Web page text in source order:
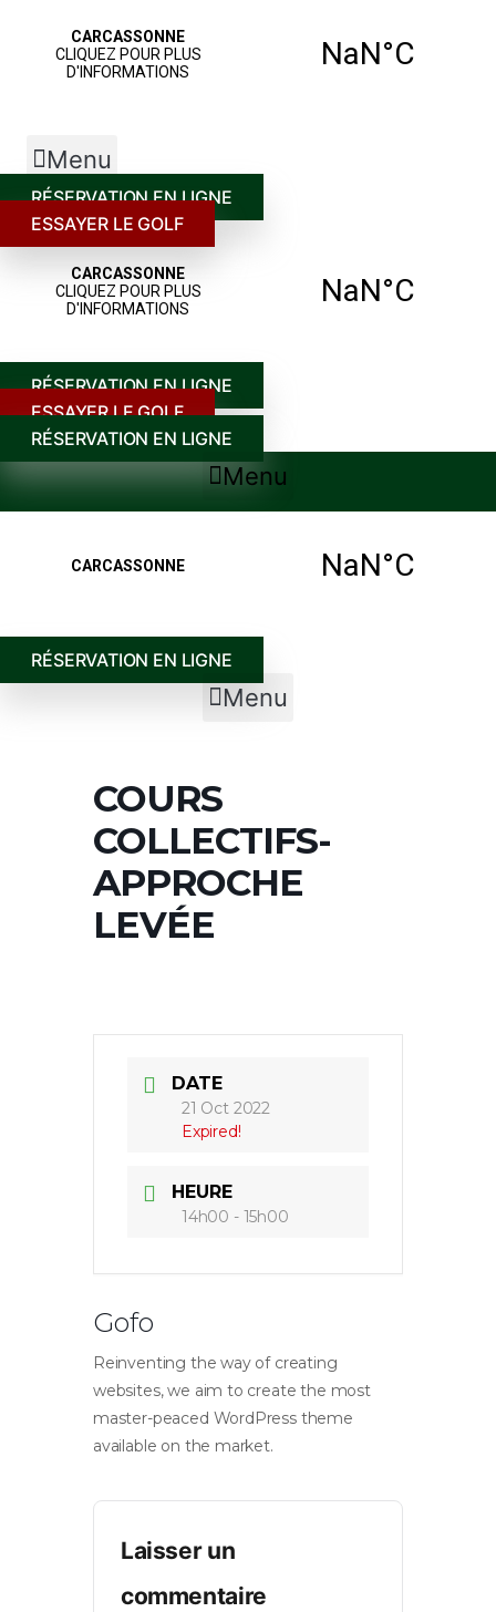
Menu
RÉSERVATION EN LIGNE
ESSAYER LE GOLF
RÉSERVATION EN LIGNE
ESSAYER LE GOLF
RÉSERVATION EN LIGNE
Menu
RÉSERVATION EN LIGNE
Menu
COURS
COLLECTIFS-
APPROCHE
LEVÉE
DATE
21 Oct 2022
Expired!
HEURE
14h00 - 15h00
Gofo
Reinventing the way of creating
websites, we aim to create the most
master-peaced WordPress theme
available on the market.
Laisser un
commentaire